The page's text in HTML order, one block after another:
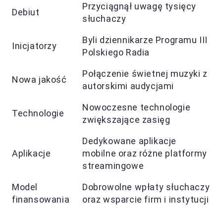
Debiut
Przyciągnął uwagę tysięcy
słuchaczy
Inicjatorzy
Byli dziennikarze Programu III
Polskiego Radia
Nowa jakość
Połączenie świetnej muzyki z
autorskimi audycjami
Technologie
Nowoczesne technologie
zwiększające zasięg
Aplikacje
Dedykowane aplikacje
mobilne oraz różne platformy
streamingowe
Model
finansowania
Dobrowolne wpłaty słuchaczy
oraz wsparcie firm i instytucji